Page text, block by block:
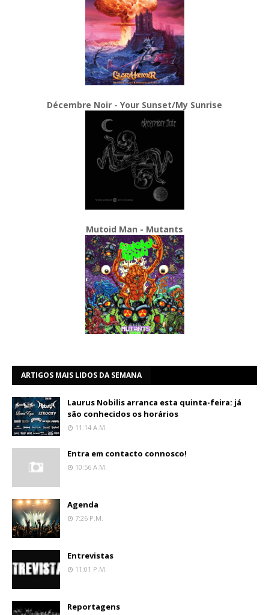
Décembre Noir - Your Sunset/My Sunrise
Mutoid Man - Mutants
ARTIGOS MAIS LIDOS DA SEMANA
Laurus Nobilis arranca esta quinta-feira: já
são conhecidos os horários
11:14 A.m.
Entra em contacto connosco!
10:56 A.m.
Agenda
7:26 P.m.
Entrevistas
11:01 P.m.
Reportagens